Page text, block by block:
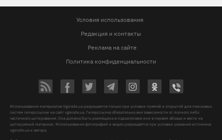
Условия использования
Редакция и контакты
Реклама на сайте
Политика конфиденциальности
Использование материалов Vgorode.ua разрешается только при условии прямой и открытой для поисковых
систем гиперссылки на сайт vgorode.ua. Гиперссылка обязательна вне зависимости от полного либо
частичного цитирования. Она должна быть размещена в подзаголовке или в первом абзаце и вести на
цитируемый материал. Использование фотографий и видео разрешается при условии указания источника
vgorode.ua и автора.